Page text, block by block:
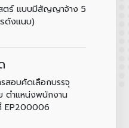
ตร์ แบบมีสัญญาจ้าง 5
ดังแนบ)
สอบคัดเลือกบรรจุ
ตำแหน่งพนักงาน
EP200006